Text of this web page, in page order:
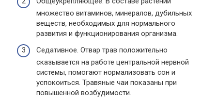
множество витаминов, минералов, дубильных
веществ, необходимых для нормального
развития и функционирования организма.
Седативное. Отвар трав положительно
сказывается на работе центральной нервной
системы, помогают нормализовать сон и
успокоиться. Травяные чаи показаны при
повышенной возбудимости.